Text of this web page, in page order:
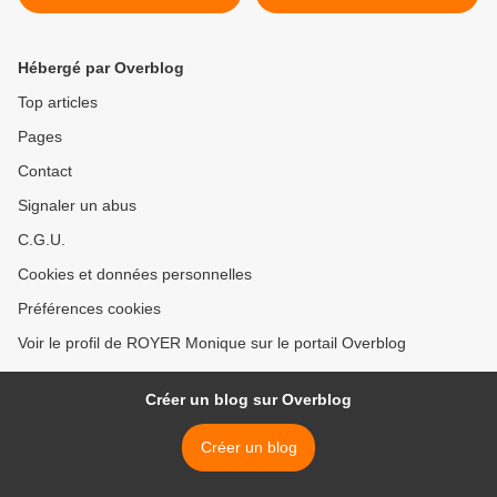
Pédibus >
Hébergé par Overblog
Top articles
Pages
Contact
Signaler un abus
C.G.U.
Cookies et données personnelles
Préférences cookies
Voir le profil de ROYER Monique sur le portail Overblog
Créer un blog sur Overblog
Créer un blog